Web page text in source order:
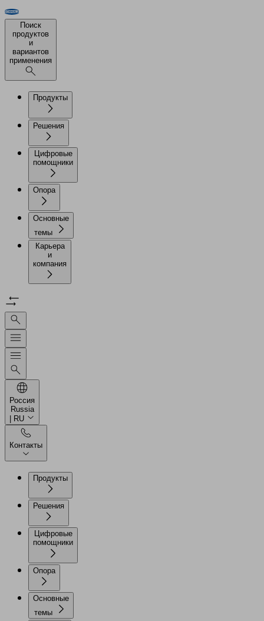
Поиск
продуктов
и
вариантов
применения
Продукты
Решения
Цифровые
помощники
Опора
Основные
темы
Карьера
и
компания
Россия
Russia
| RU
Контакты
Продукты
Решения
Цифровые
помощники
Опора
Основные
темы